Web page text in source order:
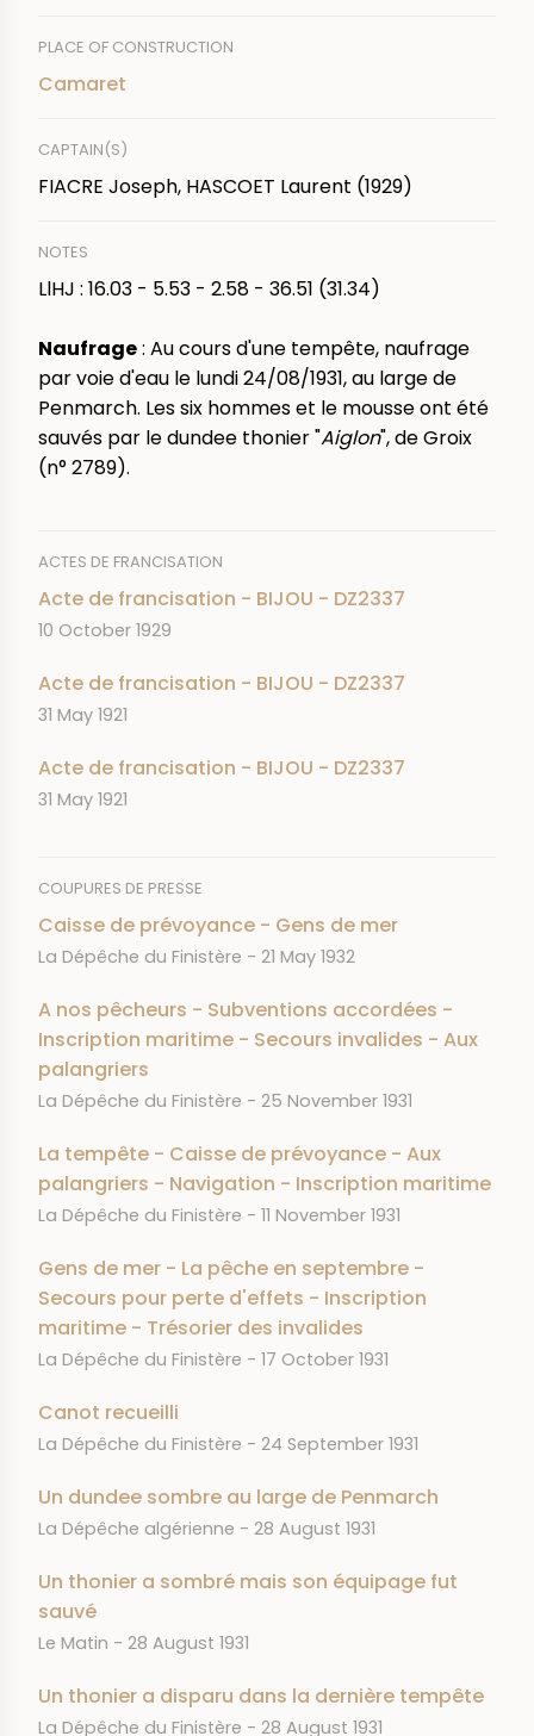
PLACE OF CONSTRUCTION
Camaret
CAPTAIN(S)
FIACRE Joseph, HASCOET Laurent (1929)
NOTES
LlHJ : 16.03 - 5.53 - 2.58 - 36.51 (31.34)
Naufrage: Au cours d'une tempête, naufrage
par voie d'eau le lundi 24/08/1931, au large de
Penmarch. Les six hommes et le mousse ont été
sauvés par le dundee thonier "Aiglon", de Groix
(n° 2789).
ACTES DE FRANCISATION
Acte de francisation - BIJOU - DZ2337
DATE
10 October 1929
Acte de francisation - BIJOU - DZ2337
DATE
31 May 1921
Acte de francisation - BIJOU - DZ2337
DATE
31 May 1921
COUPURES DE PRESSE
Caisse de prévoyance - Gens de mer
JOURNAL
La Dépêche du Finistère DATE
21 May 1932
A nos pêcheurs - Subventions accordées -
Inscription maritime - Secours invalides - Aux
palangriers
JOURNAL
La Dépêche du Finistère DATE
25 November 1931
La tempête - Caisse de prévoyance - Aux
palangriers - Navigation - Inscription maritime
JOURNAL
La Dépêche du Finistère DATE
11 November 1931
Gens de mer - La pêche en septembre -
Secours pour perte d'effets - Inscription
maritime - Trésorier des invalides
JOURNAL
La Dépêche du Finistère DATE
17 October 1931
Canot recueilli
JOURNAL
La Dépêche du Finistère DATE
24 September 1931
Un dundee sombre au large de Penmarch
JOURNAL
La Dépêche algérienne DATE
28 August 1931
Un thonier a sombré mais son équipage fut
sauvé
JOURNAL
Le Matin DATE
28 August 1931
Un thonier a disparu dans la dernière tempête
JOURNAL
La Dépêche du Finistère DATE
28 August 1931